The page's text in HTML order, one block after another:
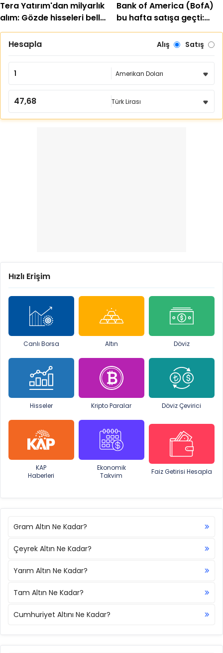
Tera Yatırım'dan milyarlık
alım: Gözde hisseleri belli
oldu
Bank of America (BofA)
bu hafta satışa geçti:
EREGL ve SASA listede
Hesapla
Alış Satış
Hızlı Erişim
Canlı Borsa Altın Döviz
Hisseler Kripto Paralar Döviz Çevirici
KAP
Haberleri
Ekonomik
Takvim
Faiz Getirisi Hesapla
Gram Altın Ne Kadar?
Çeyrek Altın Ne Kadar?
Yarım Altın Ne Kadar?
Tam Altın Ne Kadar?
Cumhuriyet Altını Ne Kadar?